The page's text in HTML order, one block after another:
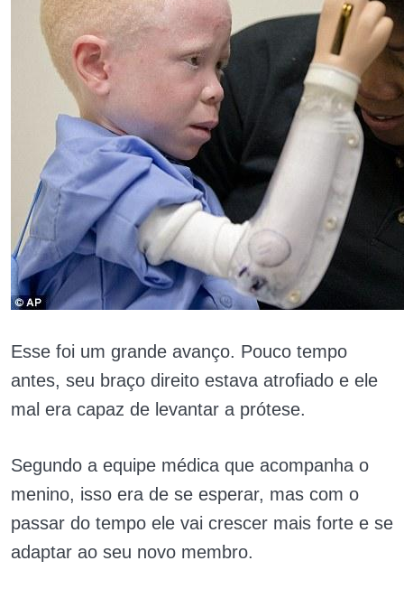
Esse foi um grande avanço. Pouco tempo
antes, seu braço direito estava atrofiado e ele
mal era capaz de levantar a prótese.
Segundo a equipe médica que acompanha o
menino, isso era de se esperar, mas com o
passar do tempo ele vai crescer mais forte e se
adaptar ao seu novo membro.